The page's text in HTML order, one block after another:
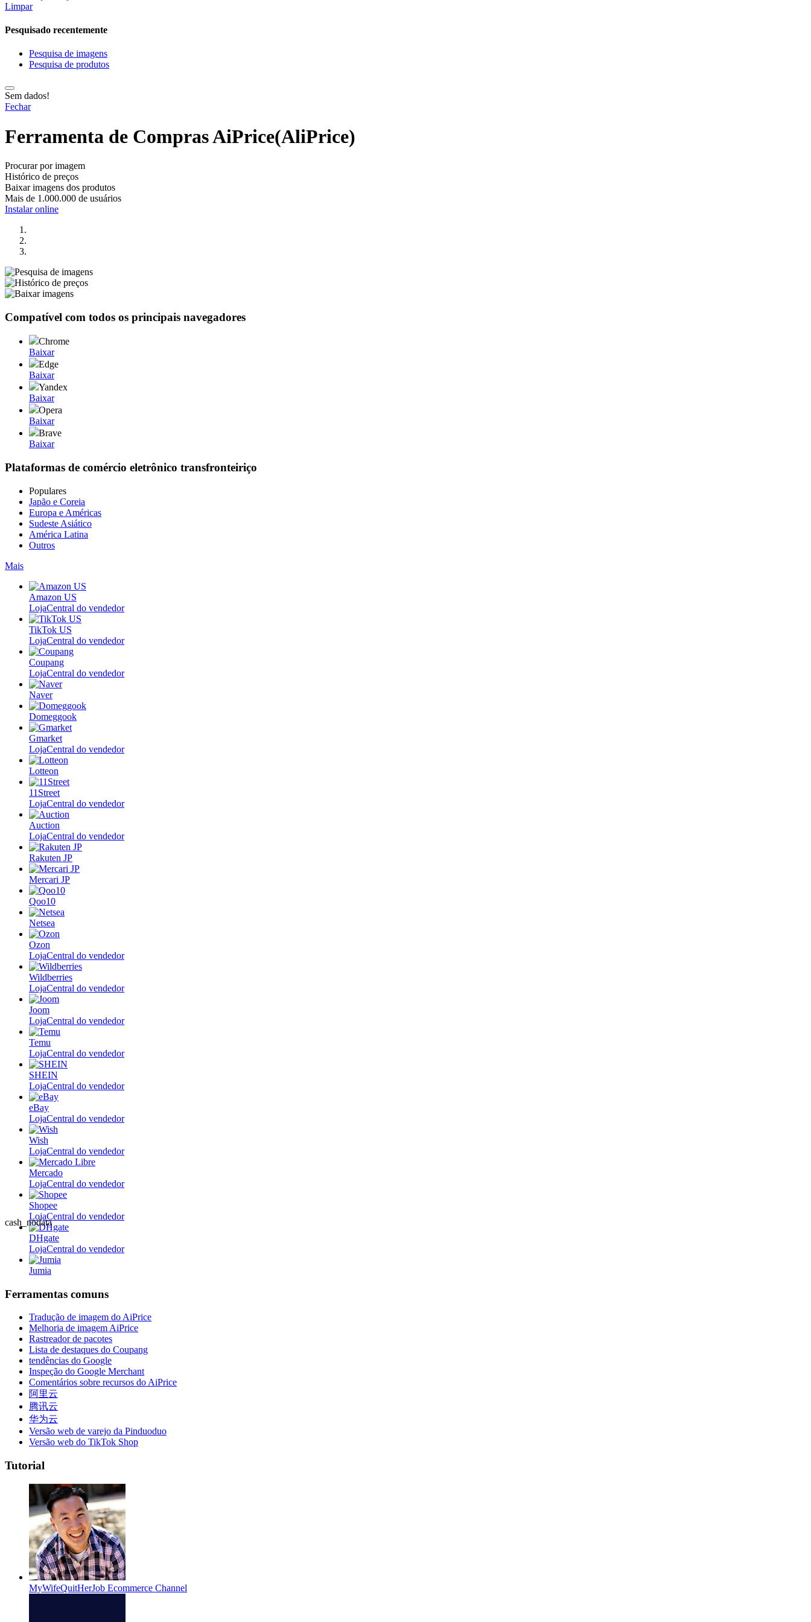
Limpar
cash_nodata
Pesquisado recentemente
Pesquisa de imagens
Pesquisa de produtos
Sem dados!
Fechar
Ferramenta de Compras AiPrice(AliPrice)
Procurar por imagem
Histórico de preços
Baixar imagens dos produtos
Mais de 1.000.000 de usuários
Instalar online
Compatível com todos os principais navegadores
Chrome
Baixar
Edge
Baixar
Yandex
Baixar
Opera
Baixar
Brave
Baixar
Plataformas de comércio eletrônico transfronteiriço
Populares
Japão e Coreia
Europa e Américas
Sudeste Asiático
América Latina
Outros
Mais
Amazon US
LojaCentral do vendedor
TikTok US
LojaCentral do vendedor
Coupang
LojaCentral do vendedor
Naver
Domeggook
Gmarket
LojaCentral do vendedor
Lotteon
11Street
LojaCentral do vendedor
Auction
LojaCentral do vendedor
Rakuten JP
Mercari JP
Qoo10
Netsea
Ozon
LojaCentral do vendedor
Wildberries
LojaCentral do vendedor
Joom
LojaCentral do vendedor
Temu
LojaCentral do vendedor
SHEIN
LojaCentral do vendedor
eBay
LojaCentral do vendedor
Wish
LojaCentral do vendedor
Mercado
LojaCentral do vendedor
Shopee
LojaCentral do vendedor
DHgate
LojaCentral do vendedor
Jumia
Ferramentas comuns
Tradução de imagem do AiPrice
Melhoria de imagem AiPrice
Rastreador de pacotes
Lista de destaques do Coupang
tendências do Google
Inspeção do Google Merchant
Comentários sobre recursos do AiPrice
阿里云
腾讯云
华为云
Versão web de varejo da Pinduoduo
Versão web do TikTok Shop
Tutorial
MyWifeQuitHerJob Ecommerce Channel